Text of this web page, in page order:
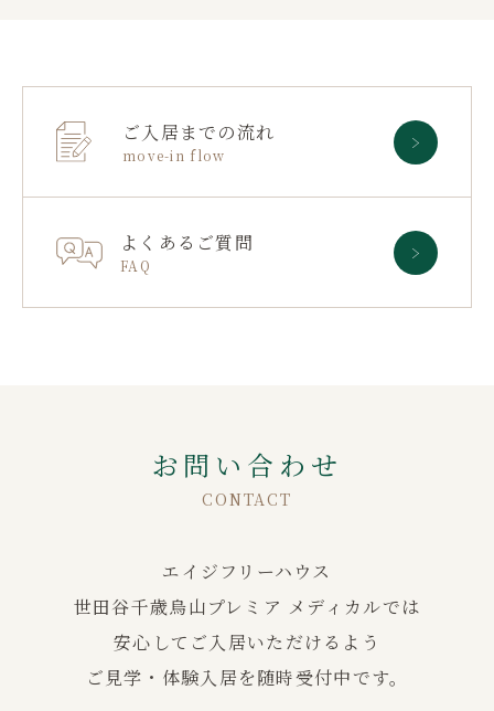
ご入居までの流れ
move-in flow
よくあるご質問
FAQ
お問い合わせ
CONTACT
エイジフリーハウス
世田谷千歳烏山プレミア メディカルでは
安心してご入居いただけるよう
ご見学・体験入居を随時受付中です。